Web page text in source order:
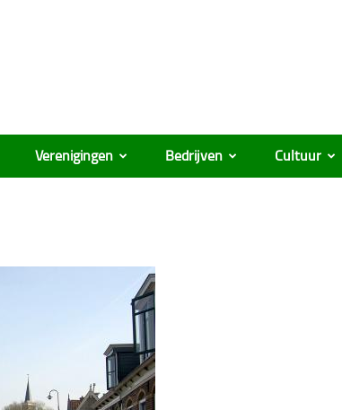
Verenigingen Bedrijven Cultuur